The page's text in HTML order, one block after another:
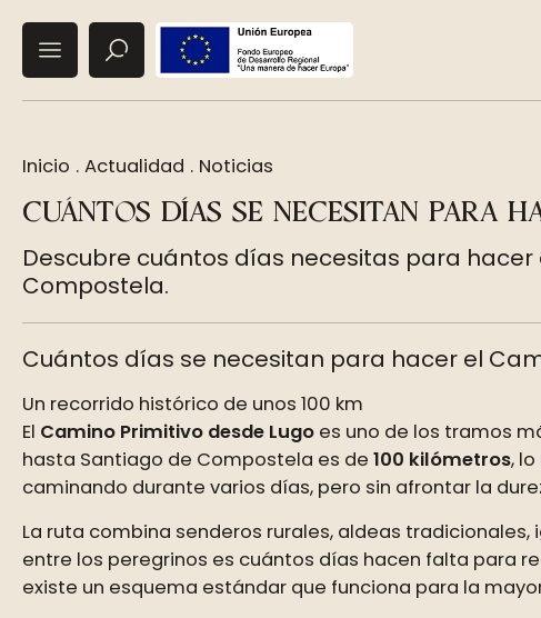
Inicio . Actualidad . Noticias
CUÁNTOS DÍAS SE NECESITAN PARA
Descubre cuántos días necesitas para
Compostela.
Cuántos días se necesitan para hacer el
Un recorrido histórico de unos 100 km
El Camino Primitivo desde Lugo es uno de los tramos
hasta Santiago de Compostela es de 100 kilómetros,
caminando durante varios días, pero sin afrontar la
La ruta combina senderos rurales, aldeas
entre los peregrinos es cuántos días hacen falta para
existe un esquema estándar que funciona para la